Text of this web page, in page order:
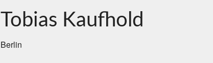
Tobias Kaufhold
Berlin